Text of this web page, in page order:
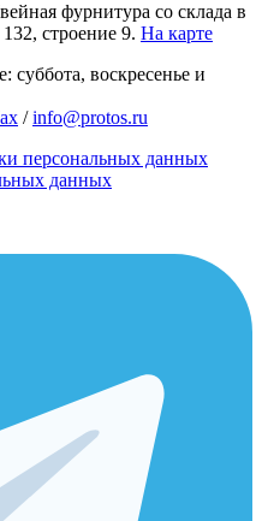
фурнитура со склада в
строение 9. На карте
воскресенье и
/info@protos.ru
персональных данных
данных